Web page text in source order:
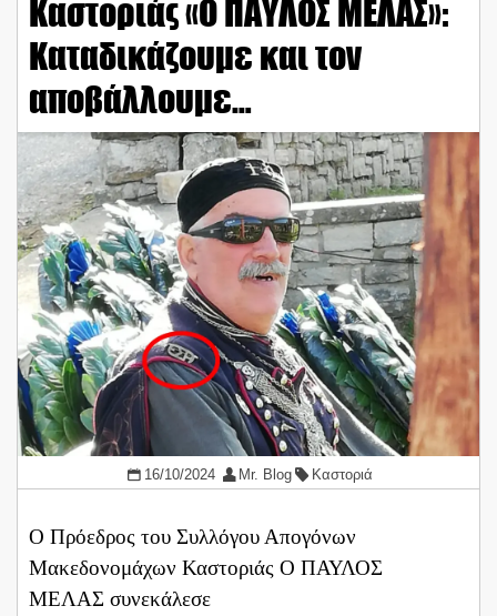
Καστοριάς «Ο ΠΑΥΛΟΣ ΜΕΛΑΣ»:
Καταδικάζουμε και τον
αποβάλλουμε…
16/10/2024 Mr. Blog Καστοριά
Ο Πρόεδρος του Συλλόγου Απογόνων
Μακεδονομάχων Καστοριάς Ο ΠΑΥΛΟΣ
ΜΕΛΑΣ συνεκάλεσε